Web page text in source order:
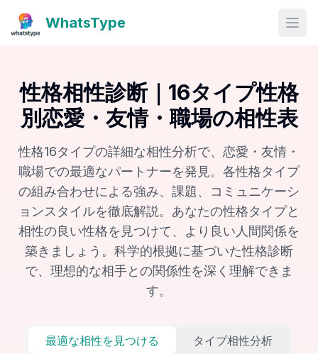
WhatsType
性格相性診断｜16タイプ性格
別恋愛・友情・職場の相性表
性格16タイプの詳細な相性分析で、恋愛・友情・
職場での最適なパートナーを発見。各性格タイプ
の組み合わせによる強み、課題、コミュニケーシ
ョンスタイルを徹底解説。あなたの性格タイプと
相性の良い性格を見つけて、より良い人間関係を
築きましょう。科学的根拠に基づいた性格診断
で、理想的な相手との関係性を深く理解できま
す。
最適な相性を見つける タイプ相性分析